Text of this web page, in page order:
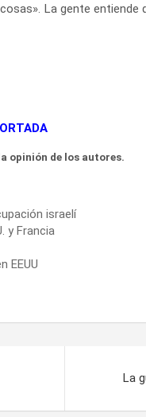
La gente entiende
opinión de los autores.
israelí
y Francia
EEUU
La